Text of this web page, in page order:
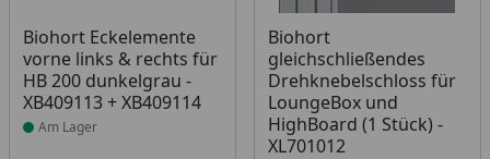
Biohort Eckelemente
vorne links & rechts für
HB 200 dunkelgrau -
XB409113 + XB409114
Produkt am Lager
Am Lager
Biohort
gleichschließendes
Drehknebelschloss für
LoungeBox und
HighBoard (1 Stück) -
XL701012